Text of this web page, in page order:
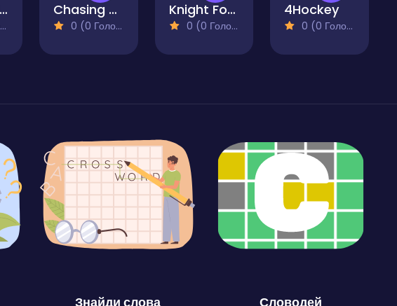
Super Ball Juggling Remix Chasing Goal
0 (0 Голосів)
Knight Football
0 (0 Голосів)
4Hockey
0 (0 Голосів)
Знайди слова Словодей